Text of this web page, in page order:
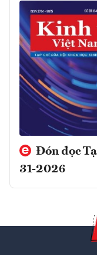
Đón đọc
31-2026